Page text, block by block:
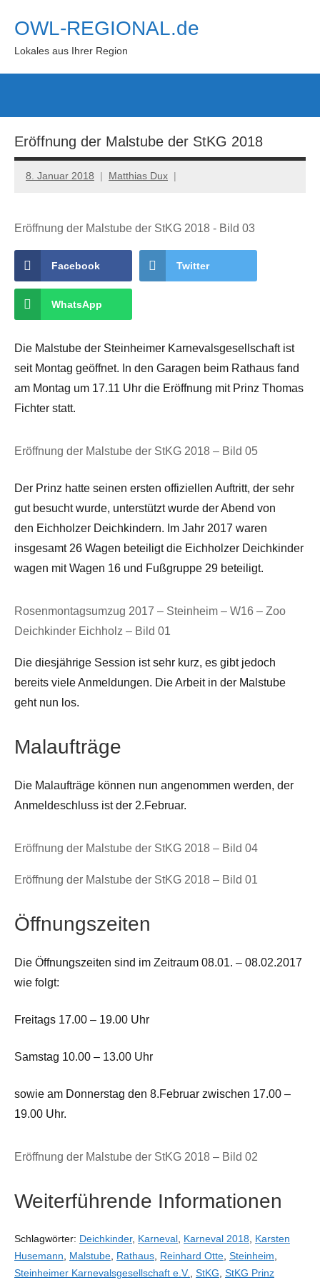
Inhalt
springen
OWL-REGIONAL.de
Lokales aus Ihrer Region
Eröffnung der Malstube der StKG 2018
8. Januar 2018 Matthias Dux
Eröffnung der Malstube der StKG 2018 - Bild 03
Facebook Twitter
WhatsApp
Die Malstube der Steinheimer Karnevalsgesellschaft ist
seit Montag geöffnet. In den Garagen beim Rathaus fand
am Montag um 17.11 Uhr die Eröffnung mit Prinz Thomas
Fichter statt.
Eröffnung der Malstube der StKG 2018 – Bild 05
Der Prinz hatte seinen ersten offiziellen Auftritt, der sehr
gut besucht wurde, unterstützt wurde der Abend von
den Eichholzer Deichkindern. Im Jahr 2017 waren
insgesamt 26 Wagen beteiligt die Eichholzer Deichkinder
wagen mit Wagen 16 und Fußgruppe 29 beteiligt.
Rosenmontagsumzug 2017 – Steinheim – W16 – Zoo
Deichkinder Eichholz – Bild 01
Die diesjährige Session ist sehr kurz, es gibt jedoch
bereits viele Anmeldungen. Die Arbeit in der Malstube
geht nun los.
Malaufträge
Die Malaufträge können nun angenommen werden, der
Anmeldeschluss ist der 2.Februar.
Eröffnung der Malstube der StKG 2018 – Bild 04
Eröffnung der Malstube der StKG 2018 – Bild 01
Öffnungszeiten
Die Öffnungszeiten sind im Zeitraum 08.01. – 08.02.2017
wie folgt:
Freitags 17.00 – 19.00 Uhr
Samstag 10.00 – 13.00 Uhr
sowie am Donnerstag den 8.Februar zwischen 17.00 –
19.00 Uhr.
Eröffnung der Malstube der StKG 2018 – Bild 02
Weiterführende Informationen
Schlagwörter: Deichkinder, Karneval Karneval 2018
Karsten
Husemann
Malstube Rathaus Reinhard Otte Steinheim
Steinheimer Karnevalsgesellschaft e.V.
StKG StKG Prinz